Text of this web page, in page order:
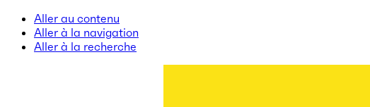
Aller au contenu
Aller à la navigation
Aller à la recherche